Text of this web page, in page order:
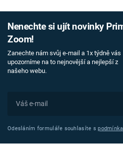
Nenechte si ujít novinky
Zoom!
Zanechte nám svůj e-mail a 1x týdně vás
upozorníme na to nejnovější a nejlepší z
našeho webu.
Odesláním formuláře souhlasíte s